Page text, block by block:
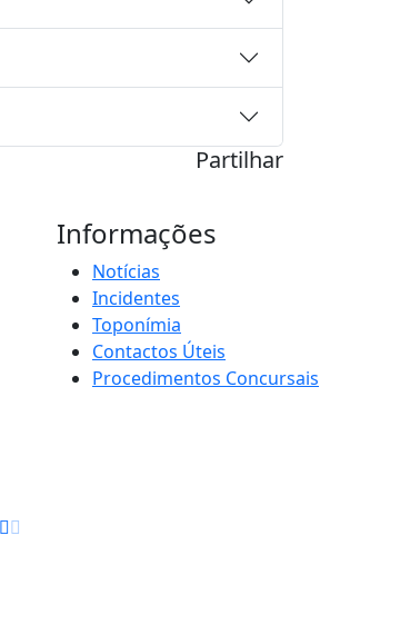
Partilhar
Informações
Notícias
Incidentes
Toponímia
Contactos Úteis
Procedimentos Concursais